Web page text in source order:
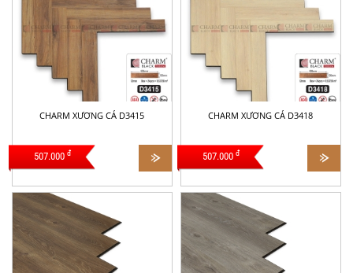
CHARM XƯƠNG CÁ D3415
507.000 đ
CHARM XƯƠNG CÁ D3418
507.000 đ